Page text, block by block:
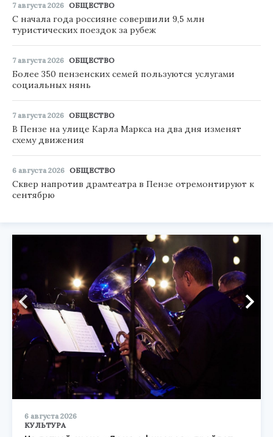
7 августа 2026 ОБЩЕСТВО
С начала года россияне совершили 9,5 млн
туристических поездок за рубеж
7 августа 2026 ОБЩЕСТВО
Более 350 пензенских семей пользуются услугами
социальных нянь
7 августа 2026 ОБЩЕСТВО
В Пензе на улице Карла Маркса на два дня изменят
схему движения
6 августа 2026 ОБЩЕСТВО
Сквер напротив драмтеатра в Пензе отремонтируют к
сентябрю
6 августа 2026
КУЛЬТУРА